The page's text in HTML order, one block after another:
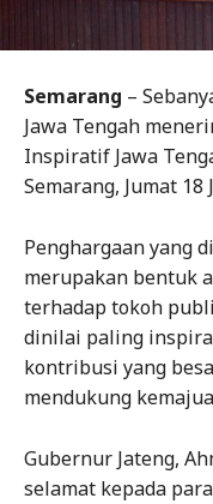
Semarang –
Jawa Tengah
Inspiratif Jawa
Semarang, Jumat 18
Penghargaan yang
merupakan bentuk
terhadap tokoh
dinilai paling
kontribusi yang
mendukung
Gubernur Jateng,
selamat kepada